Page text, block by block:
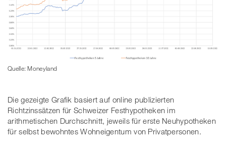
Quelle: Moneyland
Die gezeigte Grafik basiert auf online publizierten
Richtzinssätzen für Schweizer Festhypotheken im
arithmetischen Durchschnitt, jeweils für erste Neuhypotheken
für selbst bewohntes Wohneigentum von Privatpersonen.